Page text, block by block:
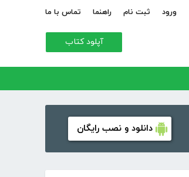
ورود ثبت نام راهنما تماس با ما
آپلود کتاب
دانلود و نصب رایگان